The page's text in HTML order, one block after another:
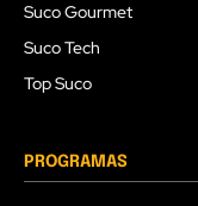
Suco Gourmet
Suco Tech
Top Suco
PROGRAMAS